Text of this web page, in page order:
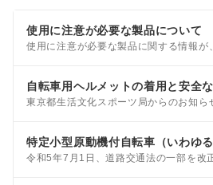
使用に注意が必要な製品について